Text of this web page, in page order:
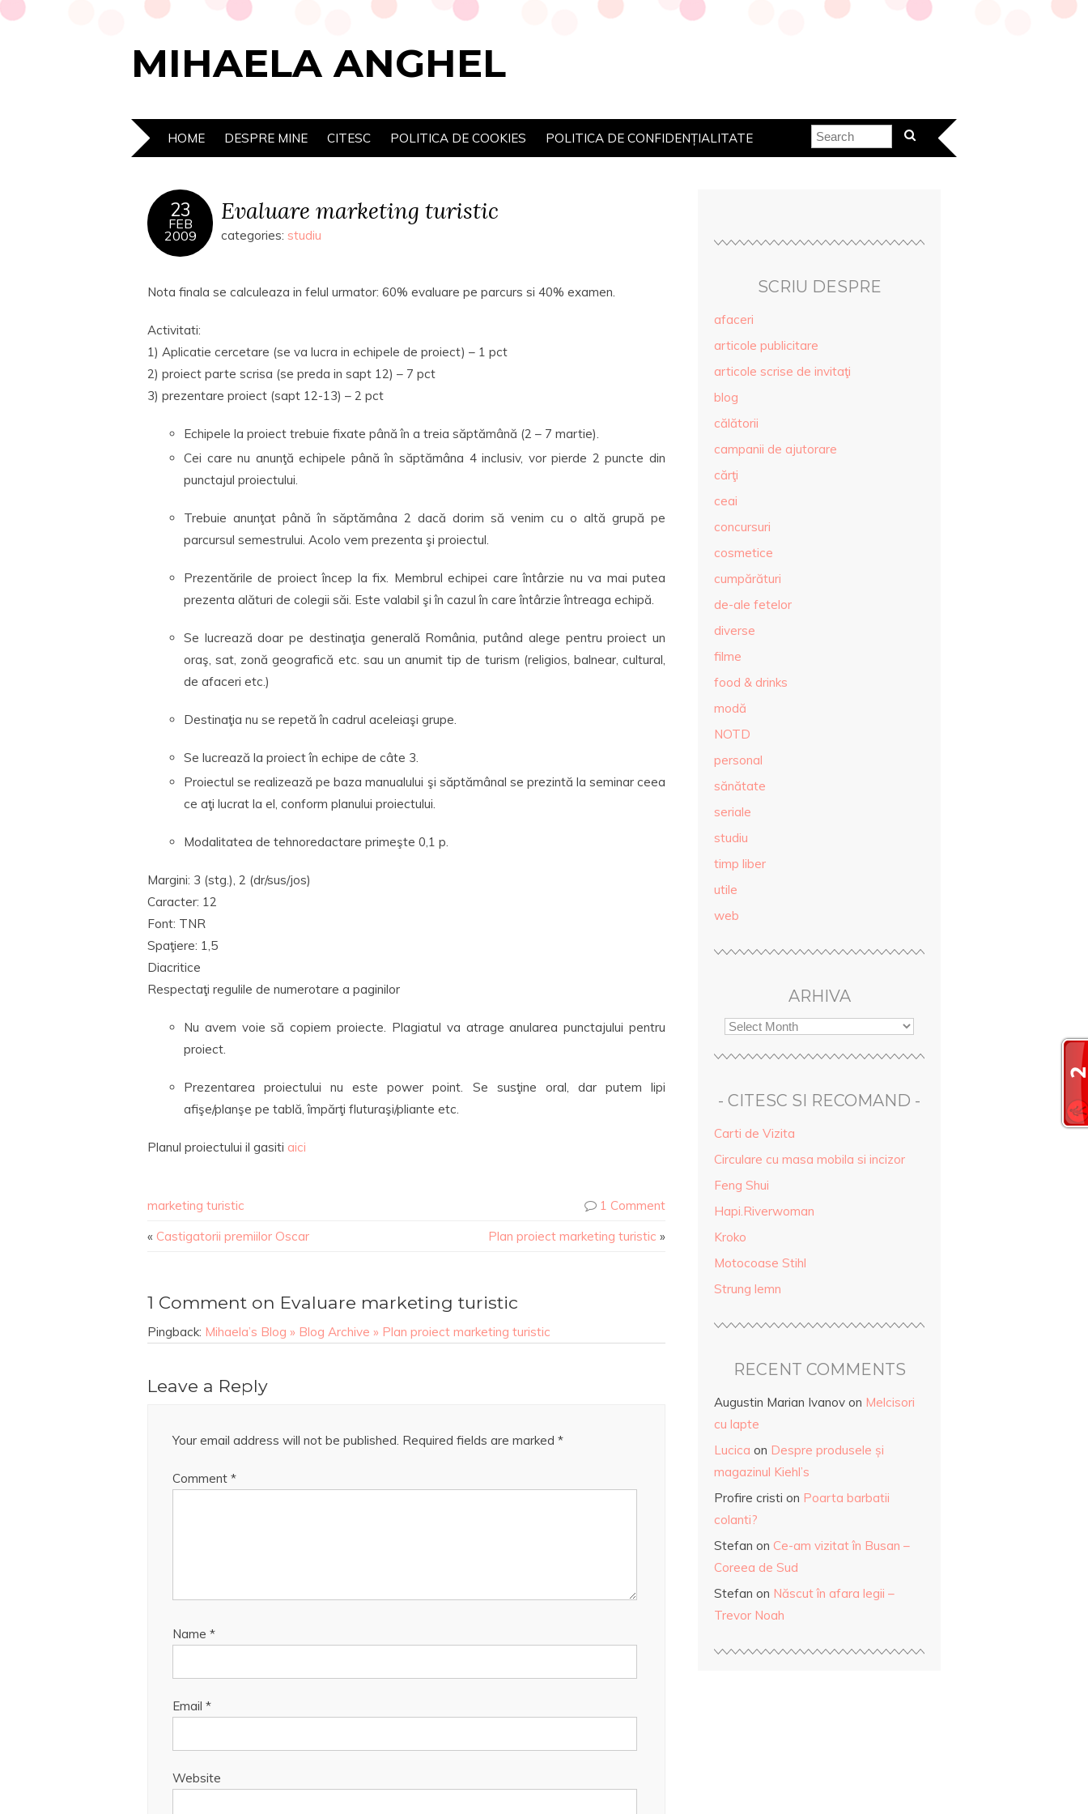
MIHAELA ANGHEL
HOME DESPRE MINE CITESC POLITICA DE COOKIES POLITICA DE CONFIDENȚIALITATE
23
FEB
2009
Evaluare marketing turistic
categories: studiu
Nota finala se calculeaza in felul urmator: 60% evaluare pe parcurs si 40% examen.
Activitati:
1) Aplicatie cercetare (se va lucra in echipele de proiect) – 1 pct
2) proiect parte scrisa (se preda in sapt 12) – 7 pct
3) prezentare proiect (sapt 12-13) – 2 pct
Echipele la proiect trebuie fixate până în a treia săptămână (2 – 7 martie).
Cei care nu anunţă echipele până în săptămâna 4 inclusiv, vor pierde 2 puncte din
punctajul proiectului.
Trebuie anunţat până în săptămâna 2 dacă dorim să venim cu o altă grupă pe
parcursul semestrului. Acolo vem prezenta şi proiectul.
Prezentările de proiect încep la fix. Membrul echipei care întârzie nu va mai putea
prezenta alături de colegii săi. Este valabil şi în cazul în care întârzie întreaga echipă.
Se lucrează doar pe destinaţia generală România, putând alege pentru proiect un
oraş, sat, zonă geografică etc. sau un anumit tip de turism (religios, balnear, cultural,
de afaceri etc.)
Destinaţia nu se repetă în cadrul aceleiaşi grupe.
Se lucrează la proiect în echipe de câte 3.
Proiectul se realizează pe baza manualului şi săptămânal se prezintă la seminar ceea
ce aţi lucrat la el, conform planului proiectului.
Modalitatea de tehnoredactare primeşte 0,1 p.
Margini: 3 (stg.), 2 (dr/sus/jos)
Caracter: 12
Font: TNR
Spaţiere: 1,5
Diacritice
Respectaţi regulile de numerotare a paginilor
Nu avem voie să copiem proiecte. Plagiatul va atrage anularea punctajului pentru
proiect.
Prezentarea proiectului nu este power point. Se susţine oral, dar putem lipi
afişe/planşe pe tablă, împărţi fluturaşi/pliante etc.
Planul proiectului il gasiti aici
marketing turistic
1 Comment
« Castigatorii premiilor Oscar Plan proiect marketing turistic »
1 Comment on Evaluare marketing turistic
Pingback: Mihaela’s Blog » Blog Archive » Plan proiect marketing turistic
Leave a Reply
Your email address will not be published. Required fields are marked *
Comment *
Name *
Email *
Website
SCRIU DESPRE
afaceri
articole publicitare
articole scrise de invitaţi
blog
călătorii
campanii de ajutorare
cărţi
ceai
concursuri
cosmetice
cumpărături
de-ale fetelor
diverse
filme
food & drinks
modă
NOTD
personal
sănătate
seriale
studiu
timp liber
utile
web
ARHIVA
- CITESC SI RECOMAND -
Carti de Vizita
Circulare cu masa mobila si incizor
Feng Shui
Hapi.Riverwoman
Kroko
Motocoase Stihl
Strung lemn
RECENT COMMENTS
Augustin Marian Ivanov on Melcisori
cu lapte
Lucica on Despre produsele și
magazinul Kiehl’s
Profire cristi on Poarta barbatii
colanti?
Stefan on Ce-am vizitat în Busan –
Coreea de Sud
Stefan on Născut în afara legii –
Trevor Noah